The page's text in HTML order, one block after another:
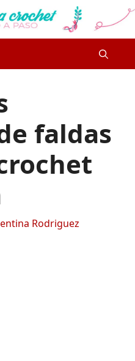
faldas
Rodriguez